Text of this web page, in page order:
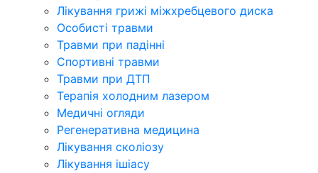
Лікування грижі міжхребцевого диска
Особисті травми
Травми при падінні
Спортивні травми
Травми при ДТП
Терапія холодним лазером
Медичні огляди
Регенеративна медицина
Лікування сколіозу
Лікування ішіасу